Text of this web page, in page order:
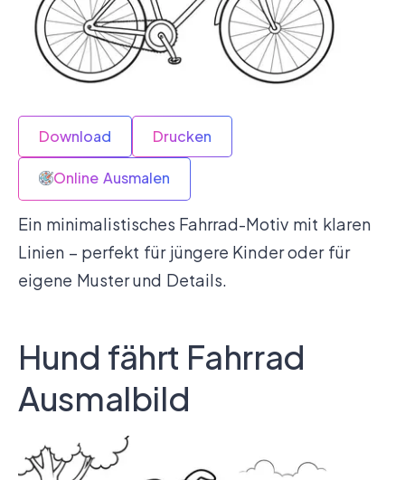
Download Drucken
Online Ausmalen
Ein minimalistisches Fahrrad-Motiv mit klaren
Linien – perfekt für jüngere Kinder oder für
eigene Muster und Details.
Hund fährt Fahrrad
Ausmalbild